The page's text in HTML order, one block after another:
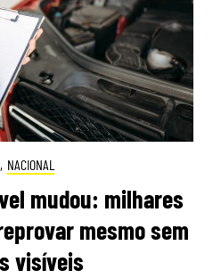
, NACIONAL
mudou: milhares
mesmo sem
visíveis